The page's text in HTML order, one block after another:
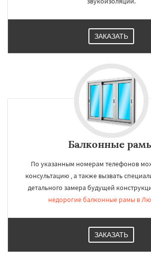
ЗАКАЗАТЬ
Балконные
По указанным номерам телефонов
консультацию , а также вызвать
детального замера будущей
недорогие балконные рамы в
ЗАКАЗАТЬ